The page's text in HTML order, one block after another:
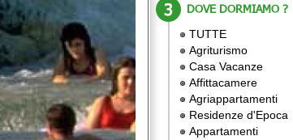
DOVE DORMIAMO ?
TUTTE
Agriturismo
Casa Vacanze
Affittacamere
Agriappartamenti
Residenze d'Epoca
Appartamenti